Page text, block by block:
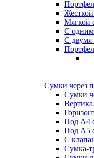
Мягкой
С одним
С двумя
Сумки через
Сумки
Под А4
Под А5
С
Сумка-